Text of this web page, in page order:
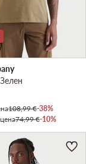
108,99 €-38%
74,99 €-10%